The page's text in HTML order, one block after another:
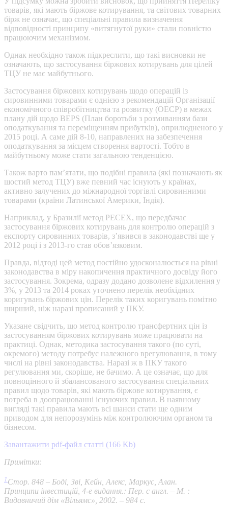
товарів, які мають біржове котирування, та світових товарних
бірж не означає, що спеціальні правила визначення
відповідності принципу «витягнутої руки» стали повністю
працюючим механізмом.
Однак необхідно також підкреслити, що такі висновки не
означають, що застосування біржових котирувань для цілей
ТЦУ не має майбутнього.
Застосування біржових котирувань щодо операцій із
сировинними товарами є однією з рекомендацій Організації
економічного співробітництва та розвитку (ОЕСР) в межах
плану дій щодо BEPS (План боротьби з розмиванням бази
оподаткування та переміщенням прибутків), оприлюдненого у
2015 році. А саме дій 8-10, направлених на забезпечення
оподаткування за місцем створення вартості. Тобто в
майбутньому може стати загальною тенденцією.
Також варто пам’ятати, що подібні правила (які позначають як
шостий метод ТЦУ) вже певний час існують у країнах,
активно залучених до міжнародної торгівлі сировинними
товарами (країни Латинської Америки, Індія).
Наприклад, у Бразилії метод PECEX, що передбачає
застосування біржових котирувань для контролю операцій з
експорту сировинних товарів, з’явився в законодавстві ще у
2012 році і з 2013-го став обов’язковим.
Правда, відтоді цей метод постійно удосконалюється на рівні
законодавства в міру накопичення практичного досвіду його
застосування. Зокрема, одразу додано дозволене відхилення у
3%, у 2013 та 2014 роках уточнено перелік необхідних
коригувань біржових цін. Перелік таких коригувань помітно
ширший, ніж наразі прописаний у ПКУ.
Указане свідчить, що метод контролю трансфертних цін із
застосуванням біржових котирувань може працювати на
практиці. Однак, методика застосування такого (по суті,
окремого) методу потребує належного врегулювання, в тому
числі на рівні законодавства. Наразі ж в ПКУ такого
регулювання ми, скоріше, не бачимо. А це означає, що для
повноцінного й збалансованого застосування спеціальних
правил щодо товарів, які мають біржове котирування, є
потреба в доопрацюванні існуючих правил. В наявному
вигляді такі правила мають всі шанси стати ще одним
приводом для непорозумінь між контролюючим органом та
бізнесом.
Завантажити pdf-файл статті (166 Kb)
Примітки:
1 Стор. 848 – Боді, Зві, Кейн, Алекс, Маркус, Алан.
Принципи інвестицій, 4-е видання.: Пер. с англ. – М. :
Видавничий дім «Вільямс», 2002. – 984 с.